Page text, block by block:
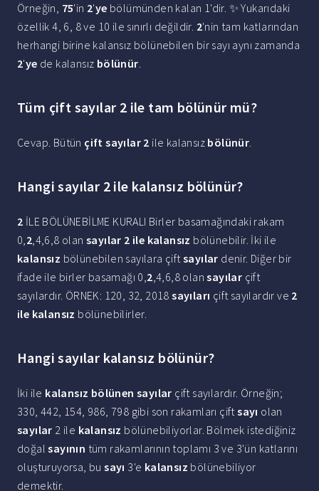
Örneğin, 75'in 2'ye bölümünden kalan 1'dir. ✨ Yukarıdaki
özellik 4, 6, 8 ve 10 ile sınırlı değildir. 2'nin tam katlarından
herhangi birine kalansız bölünebilen bir sayı aynı zamanda
2'ye de kalansız bölünür.
Tüm çift sayılar 2 ile tam bölünür mü?
Cevap. Bütün çift sayılar 2 ile kalansız bölünür.
Hangi sayılar 2 ile kalansız bölünür?
2 İLE BÖLÜNEBİLME KURALI Birler basamağındaki rakam
0,2,4,6,8 olansayılar 2 ile kalansız bölünebilir. İki ile
kalansız bölünebilen sayılara çiftsayılar denir. Diğer bir
ifade ile birler basamağı 0,2,4,6,8 olansayılar çift
sayılardır. ÖRNEK: 120, 32, 2018sayıları çift sayılardır ve 2
ile kalansız bölünebilirler.
Hangi sayılar kalansız bölünür?
İki ile kalansız bölünen sayılar çift sayılardır. Örneğin;
330, 442, 154, 986, 798 gibi son rakamları çiftsayı olan
sayılar 2 ile kalansız bölünebiliyorlar. Bölmek istediğiniz
doğalsayının tüm rakamlarının toplamı 3 ve 3'ün katlarını
oluşturuyorsa, busayı 3'e kalansız bölünebiliyor
demektir.